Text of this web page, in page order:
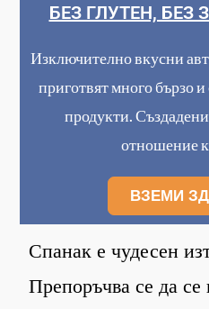
БЕЗ ГЛУТЕН, БЕЗ
Изключително вкусни
приготвят много бързо
продукти.
отношение
ВЗЕМИ
Спанак е чудесен
Препоръчва се да